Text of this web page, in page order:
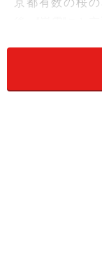
た桜の苑「原谷